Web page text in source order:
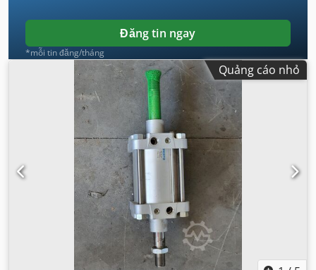
Đăng tin ngay
*mỗi tin đăng/tháng
Quảng cáo nhỏ